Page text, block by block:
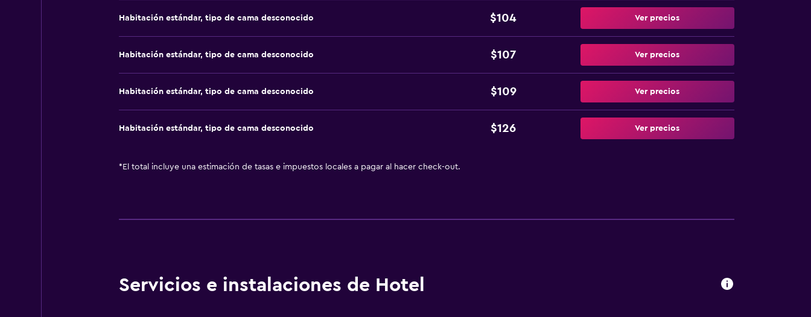
Habitación estándar, tipo de cama desconocido $104 Ver precios
Habitación estándar, tipo de cama desconocido $107 Ver precios
Habitación estándar, tipo de cama desconocido $109 Ver precios
Habitación estándar, tipo de cama desconocido $126 Ver precios
* El total incluye una estimación de tasas e impuestos locales a pagar al hacer check-out.
Servicios e instalaciones de Hotel